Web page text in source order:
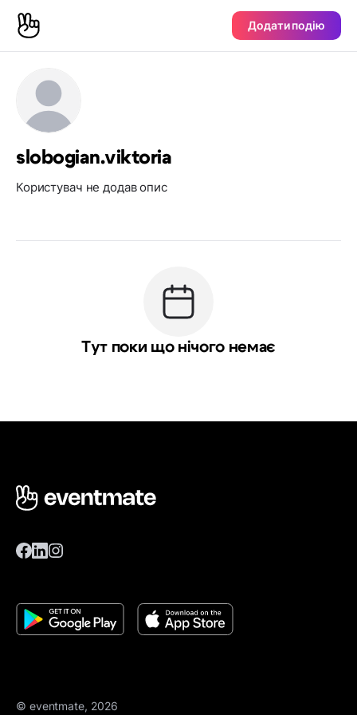
Додати подію
slobogian.viktoria
Користувач не додав опис
Тут поки що нічого немає
© eventmate, 2026